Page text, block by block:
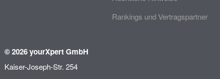
Rankings und Vertragspartner
© 2026 yourXpert GmbH
Kaiser-Joseph-Str. 254